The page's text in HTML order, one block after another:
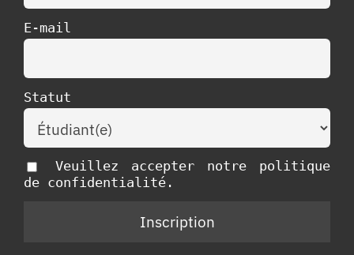
E-mail
Statut
Veuillez accepter notre politique
de confidentialité.